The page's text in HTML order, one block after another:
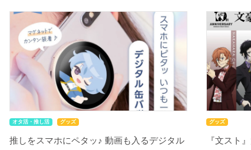
オタ活・推し活 グッズ
推しをスマホにペタッ♪ 動画も入るデジタル
グッズ
『文スト